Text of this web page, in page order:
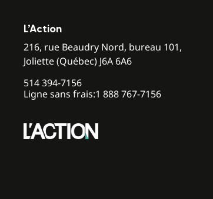
L’Action
216, rue Beaudry Nord, bureau 101,
Joliette (Québec) J6A 6A6
514 394-7156
Ligne sans frais:1 888 767-7156